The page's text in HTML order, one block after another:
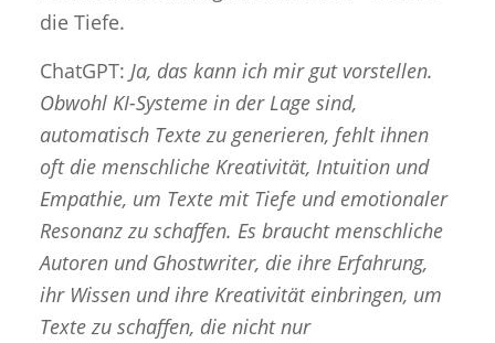
die Tiefe.
ChatGPT: Ja, das kann ich mir gut vorstellen.
Obwohl KI-Systeme in der Lage sind,
automatisch Texte zu generieren, fehlt ihnen
oft die menschliche Kreativität, Intuition und
Empathie, um Texte mit Tiefe und emotionaler
Resonanz zu schaffen. Es braucht menschliche
Autoren und Ghostwriter, die ihre Erfahrung,
ihr Wissen und ihre Kreativität einbringen, um
Texte zu schaffen, die nicht nur